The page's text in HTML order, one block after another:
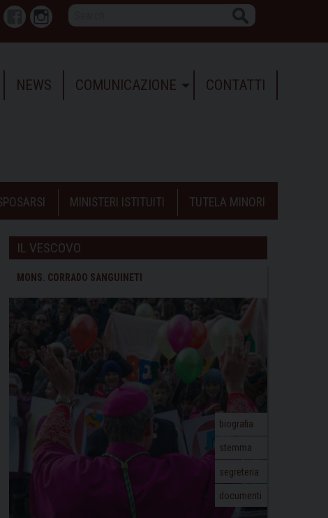
FacebookInstagram
NEWS COMUNICAZIONE CONTATTI
MINISTERI ISTITUITI TUTELA MINORI
IL VESCOVO
MONS. CORRADO SANGUINETI
biografia
stemma
segreteria
documenti